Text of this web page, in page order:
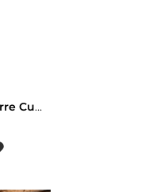
Entre Ciel Et Terre Cuite